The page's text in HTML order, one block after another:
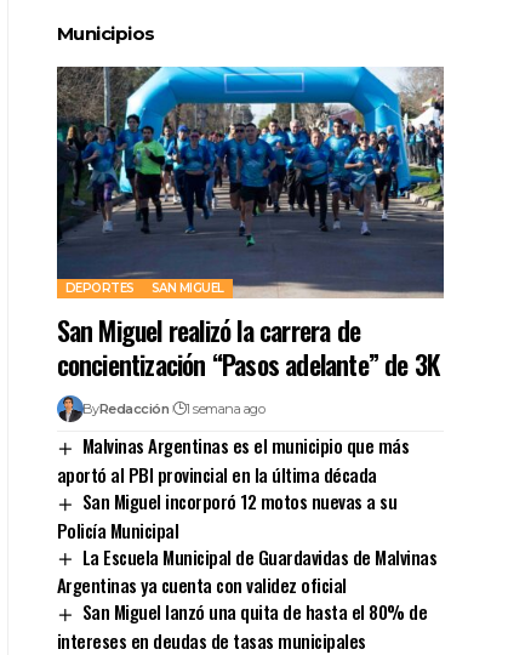
Municipios
DEPORTES SAN MIGUEL
San Miguel realizó la carrera de
concientización “Pasos adelante” de 3K
ByRedacción 1 semana ago
Malvinas Argentinas es el municipio que más
aportó al PBI provincial en la última década
San Miguel incorporó 12 motos nuevas a su
Policía Municipal
La Escuela Municipal de Guardavidas de Malvinas
Argentinas ya cuenta con validez oficial
San Miguel lanzó una quita de hasta el 80% de
intereses en deudas de tasas municipales